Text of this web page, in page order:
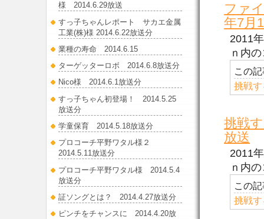
ファ
年7月
2011
ｎ内
この
挑戦
挑戦
放送
2011
ｎ内
この
挑戦
様 2014.6.29放送
すっ子ちゃんレポート サカエ金属
工業(株)様 2014.6.22放送分
業種の寿命 2014.6.15
ターゲッターロボ 2014.6.8放送分
Nico様 2014.6.1放送分
すっ子ちゃん初登場！ 2014.5.25
放送分
学童保育 2014.5.18放送分
プロコーチ平野ワタル様２
2014.5.11放送分
プロコーチ平野ワタル様 2014.5.4
放送分
証ソングとは？ 2014.4.27放送分
ピンチをチャンスに 2014.4.20放